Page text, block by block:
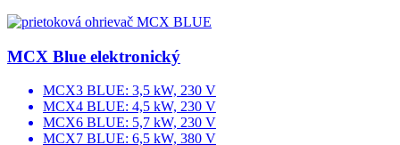
MCX Blue elektronický
MCX3 BLUE: 3,5 kW, 230 V
MCX4 BLUE: 4,5 kW, 230 V
MCX6 BLUE: 5,7 kW, 230 V
MCX7 BLUE: 6,5 kW, 380 V